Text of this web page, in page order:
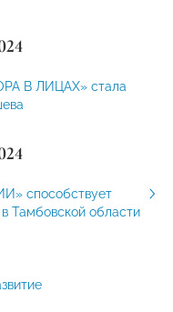
В ЛИЦАХ» стала
способствует
Тамбовской области